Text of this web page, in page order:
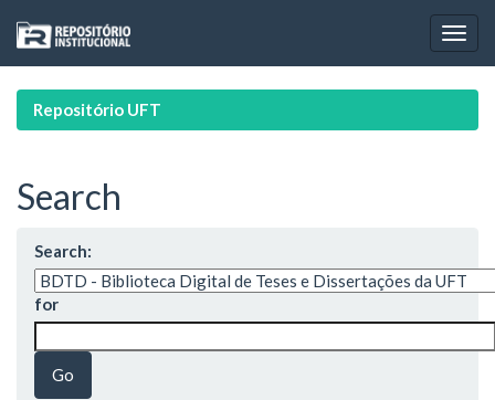
navigation
Repositório UFT
Search
Search:
for